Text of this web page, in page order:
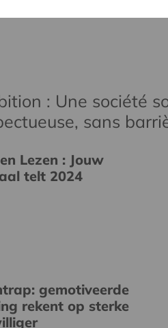
: Une société
sans
Lezen : Jouw
telt 2024
gemotiveerde
rekent op sterke